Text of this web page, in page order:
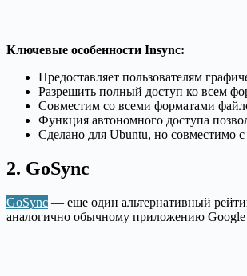
Ключевые особенности Insync:
Предоставляет пользователям
Разрешить полный доступ ко всем
Совместим со всеми форматами
Функция автономного доступа
Сделано для Ubuntu, но совместимо
2. GoSync
GoSync — еще один альтернативный
аналогично обычному приложению